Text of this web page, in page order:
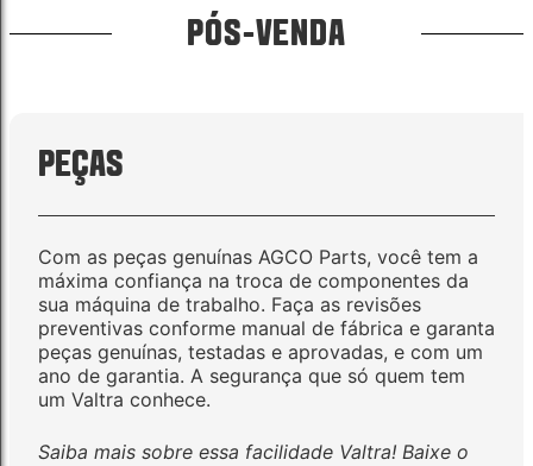
PÓS-VENDA
PEÇAS
Com as peças genuínas AGCO Parts, você tem a
máxima confiança na troca de componentes da
sua máquina de trabalho. Faça as revisões
preventivas conforme manual de fábrica e garanta
peças genuínas, testadas e aprovadas, e com um
ano de garantia. A segurança que só quem tem
um Valtra conhece.
Saiba mais sobre essa facilidade Valtra! Baixe o